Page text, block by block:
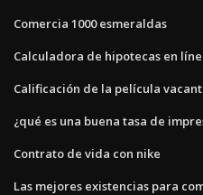
Comercia 1000 esmeraldas
Calculadora de hipotecas en
Calificación de la película
¿qué es una buena tasa de
Contrato de vida con nike
Las mejores existencias para